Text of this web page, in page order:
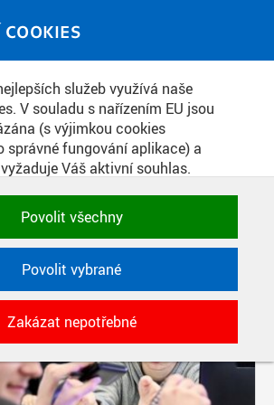
služeb využívá naše
V souladu s nařízením EU jsou
(s výjimkou cookies
správné fungování aplikace) a
Váš aktivní souhlas.
vybrat a povolit cookies podle
rozhodnutí můžete samozřejmě
využívané aplikacemi
jejich nastavení,
relace. Jsou
fungování a jsou
Povolit všechny
Povolit vybrané
Zakázat nepotřebné
PODLE FILTRU
filtry: ŠTÍTEK: MĚŘENÍ